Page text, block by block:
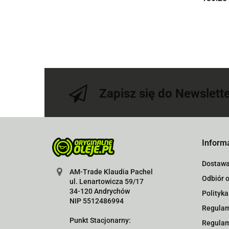
Zapisz się do
AM-Trade Klaudia Pachel
ul. Lenartowicza 59/17
34-120 Andrychów
NIP 5512486994
Punkt Stacjonarny:
Dostawa
Odbiór